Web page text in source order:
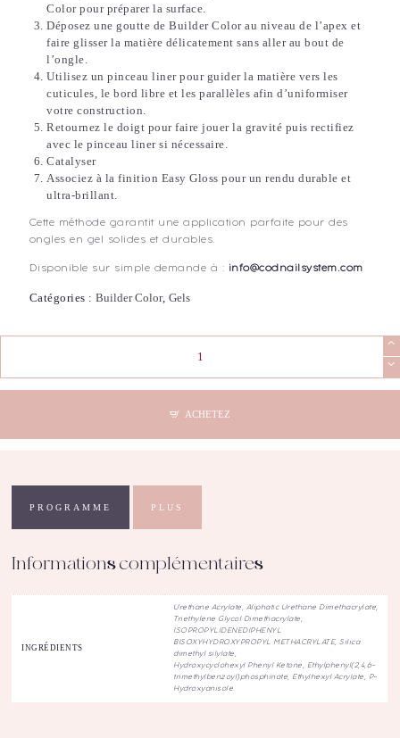
Color pour préparer la surface.
Déposez une goutte de Builder Color au niveau de l’apex et
faire glisser la matière délicatement sans aller au bout de
l’ongle.
Utilisez un pinceau liner pour guider la matière vers les
cuticules, le bord libre et les parallèles afin d’uniformiser
votre construction.
Retournez le doigt pour faire jouer la gravité puis rectifiez
avec le pinceau liner si nécessaire.
Catalyser
Associez à la finition Easy Gloss pour un rendu durable et
ultra-brillant.
Cette méthode garantit une application parfaite pour des
ongles en gel solides et durables.
Disponible sur simple demande à : info@codnailsystem.com
Catégories : Builder Color, Gels
COD
ACHETEZ
PROGRAMME PLUS
Informations complémentaires
INGRÉDIENTS
Urethane Acrylate, Aliphatic Urethane Dimethacrylate,
Triethylene Glycol Dimethacrylate,
ISOPROPYLIDENEDIPHENYL
BISOXYHYDROXYPROPYL METHACRYLATE, Silica
dimethyl silylate,
Hydroxycyclohexyl Phenyl Ketone, Ethylphenyl(2,4,6-
trimethylbenzoyl)phosphinate, Ethylhexyl Acrylate, P-
Hydroxyanisole.